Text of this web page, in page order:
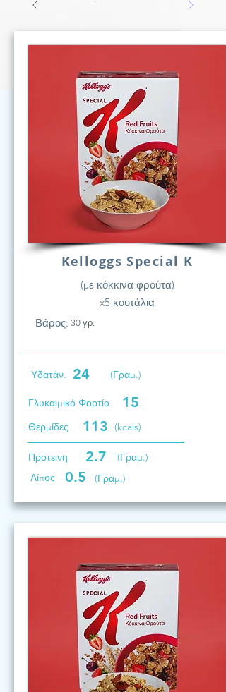
Kelloggs Special K
(με κόκκινα φρούτα)
x5 κουτάλια
Βάρος: 30 γρ.
Υδατάν. 24 (Γραμ.)
Γλυκαιμικό Φορτίο 15
Θερμίδες 113 (kcals)
Προτεινη 2.7
(Γραμ.)
Λίπος
0.5 (Γραμ.)